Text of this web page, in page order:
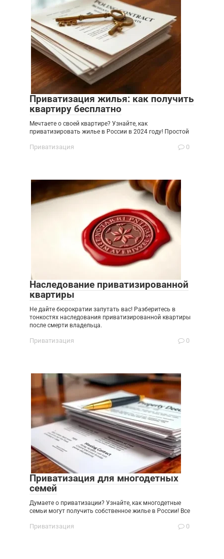
Приватизация жилья: как получить
квартиру бесплатно
Мечтаете о своей квартире? Узнайте, как
приватизировать жилье в России в 2024 году! Простой
Приватизация 0
Наследование приватизированной
квартиры
Не дайте бюрократии запутать вас! Разберитесь в
тонкостях наследования приватизированной квартиры
после смерти владельца.
Приватизация 0
Приватизация для многодетных
семей
Думаете о приватизации? Узнайте, как многодетные
семьи могут получить собственное жилье в России! Все
Приватизация 0